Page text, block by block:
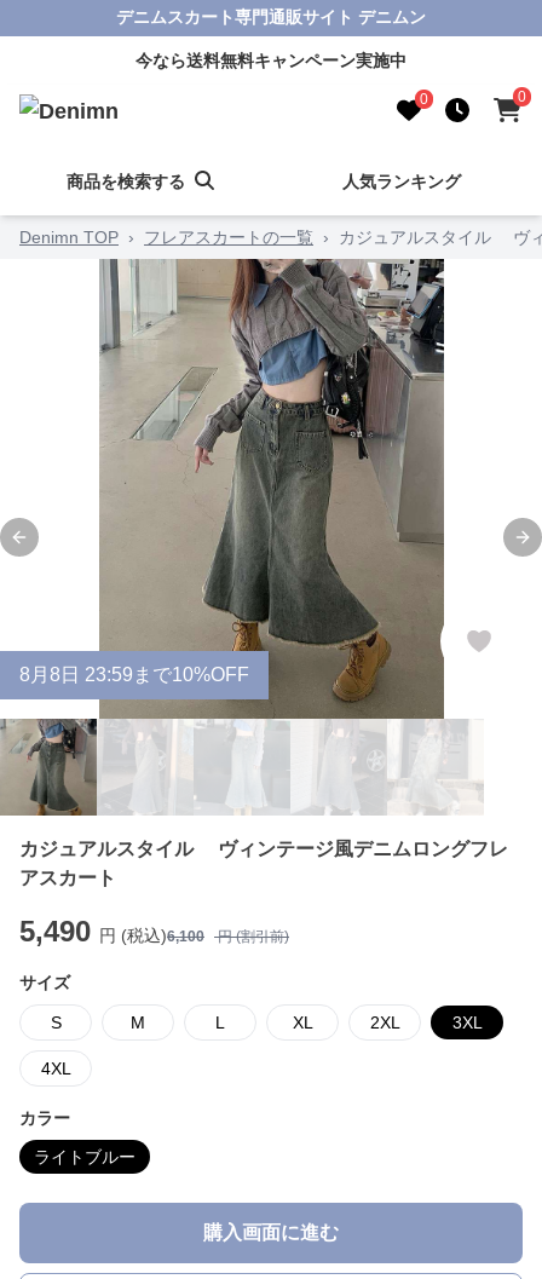
デニムスカート専門通販サイト デニムン
今なら送料無料キャンペーン実施中
0 0
商品を検索する 人気ランキング
Denimn TOP › フレアスカートの一覧 › カジュアルスタイル ヴ
Previous slide
8 月 8 日 23:59まで10%OFF
カジュアルスタイル ヴィンテージ風デニムロングフレ
アスカート
5,490 円 (税込)6,100 円 (割引前)
サイズ
S M L XL 2XL 3XL
4XL
カラー
ライトブルー
購入画面に進む